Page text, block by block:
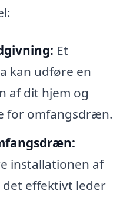
Et
kan udføre en
af dit hjem og
for omfangsdræn.
installationen af
effektivt leder